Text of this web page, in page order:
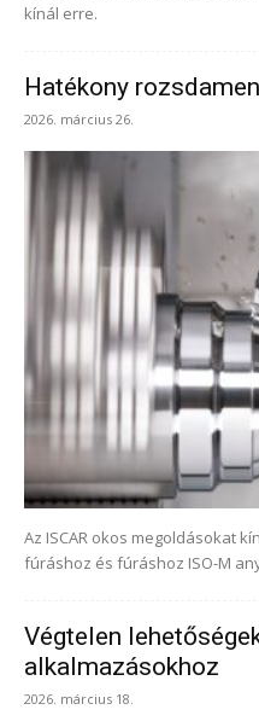
kínál erre.
Hatékony
2026. március 26.
Az ISCAR okos megoldásokat
fúráshoz és fúráshoz ISO-M
Végtelen
alkalmazásokhoz
2026. március 18.